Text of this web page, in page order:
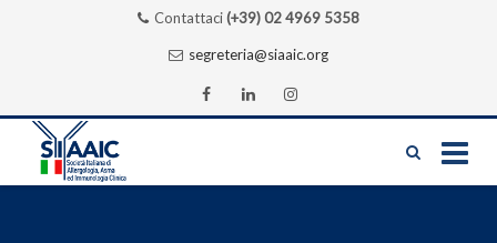
Contattaci(+39) 02 4969 5358
segreteria@siaaic.org